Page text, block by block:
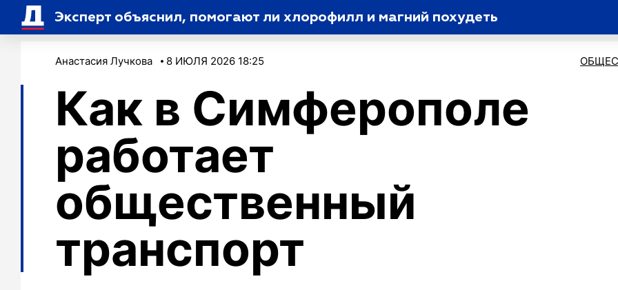
Эксперт объяснил, помогают ли хлорофилл и магний похудеть
Анастасия Лучкова 8 ИЮЛЯ 2026 18:25
Как в Симферополе
работает
общественный
транспорт